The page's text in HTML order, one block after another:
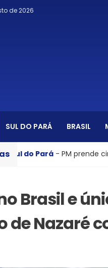
de 2026
SUL DO PARÁ BRASIL
Pará- PM prende cinco
Brasil e
de Nazaré